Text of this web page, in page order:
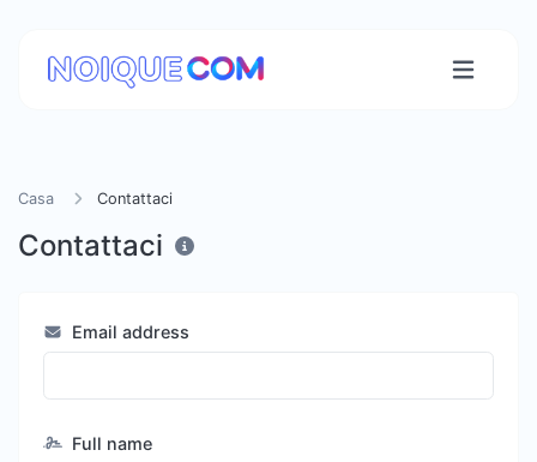
Casa Contattaci
Contattaci
Email address
Full name